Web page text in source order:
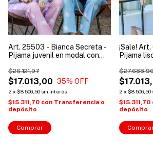
Art. 25503 - Bianca Secreta -
Pijama juvenil en modal con
$17.013,00
$26.121,97
35% OFF
2 x $8.506,50 sin interés
$15.311,70 con Transferencia o
depósito
Comprar
¡Sale!
Pijama
2 x $8.506,50
$15.311,70
depósito